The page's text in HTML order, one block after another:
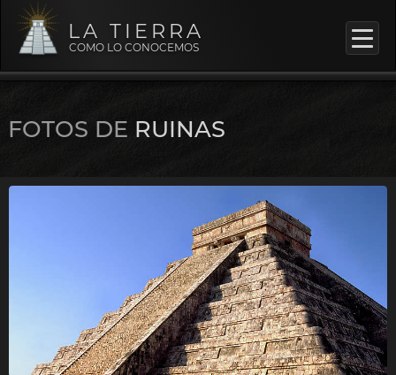
LA TIERRA
COMO LO CONOCEMOS
FOTOS DE RUINAS